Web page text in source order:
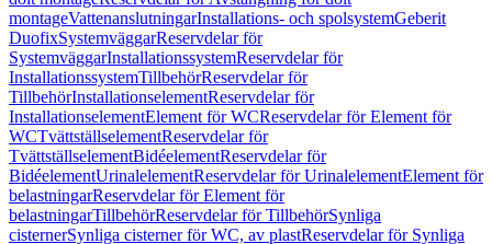
montageVattenanslutningarInstallations- och spolsystemGeberit
DuofixSystemväggarReservdelar för
SystemväggarInstallationssystemReservdelar för
InstallationssystemTillbehörReservdelar för
TillbehörInstallationselementReservdelar för
InstallationselementElement för WCReservdelar för Element för
WCTvättställselementReservdelar för
TvättställselementBidéelementReservdelar för
BidéelementUrinalelementReservdelar för UrinalelementElement för
belastningarReservdelar för Element för
belastningarTillbehörReservdelar för TillbehörSynliga
cisternerSynliga cisterner för WC, av plastReservdelar för Synliga